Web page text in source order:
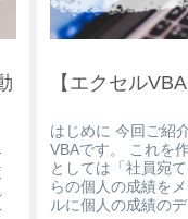
【エクセル
はじめに 今回ご紹
VBAです。 これを
としては「社員宛
らの個人の成績を
ルに個人の成績のデ